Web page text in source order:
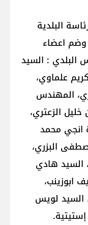
البلدية
اعضاء
البلدي : السيد
علماوي،
المهندس
الزعتري،
انجي محمد
البزري،
السيد هادي
ابوزينب،
السيد لويس